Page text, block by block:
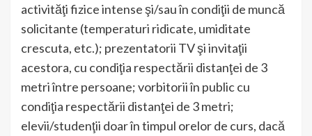
activităţi fizice intense şi/sau în condiţii de muncă
solicitante (temperaturi ridicate, umiditate
crescuta, etc.); prezentatorii TV şi invitaţii
acestora, cu condiţia respectării distanţei de 3
metri între persoane; vorbitorii în public cu
condiţia respectării distanţei de 3 metri;
elevii/studenţii doar în timpul orelor de curs, dacă